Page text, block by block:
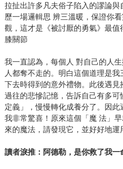
拉扯出許多凡夫俗子陷入的謬論
歷一場邏輯思 辨三溫暖，保證你
觀，這才是《被討厭的勇氣》最
膝關節
我一直認為，每個人 對自己的人
人都奪不走的。明白這個道理是
下去時得到的意外禮物。此後遇
過往的悲慘記憶，告訴自己有多
定義」，慢慢轉化成養分了。因此
我非常驚喜！原來這個「魔 法」
來的魔法，請發現它，並好好地
讀者淚推：阿德勒，是你救了我一